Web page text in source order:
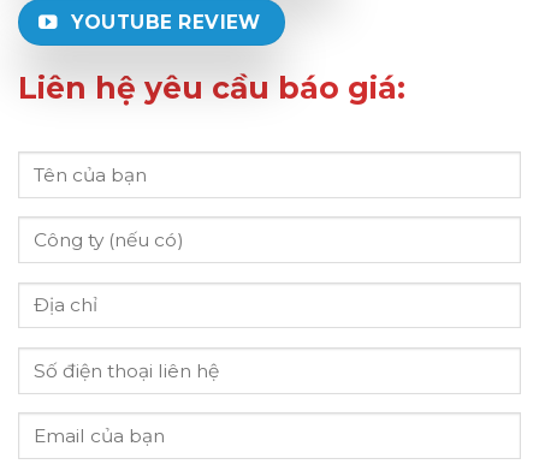
YOUTUBE REVIEW
Liên hệ yêu cầu báo giá: